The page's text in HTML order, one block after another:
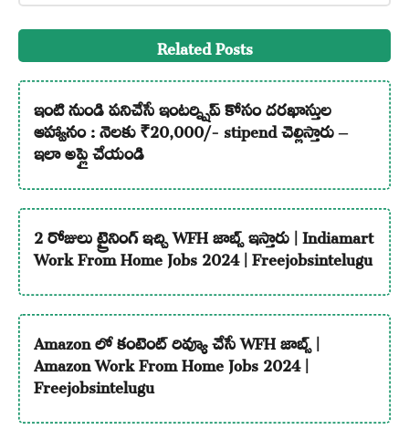
Related Posts
ఇంటి నుండి పనిచేసే ఇంటర్న్షిప్ కోసం దరఖాస్తుల
ఆహ్వానం : నెలకు ₹20,000/- stipend చెల్లిస్తారు –
ఇలా అప్లై చేయండి
2 రోజులు ట్రైనింగ్ ఇచ్చి WFH జాబ్స్ ఇస్తారు | Indiamart
Work From Home Jobs 2024 | Freejobsintelugu
Amazon లో కంటెంట్ రివ్యూ చేసే WFH జాబ్స్ |
Amazon Work From Home Jobs 2024 |
Freejobsintelugu